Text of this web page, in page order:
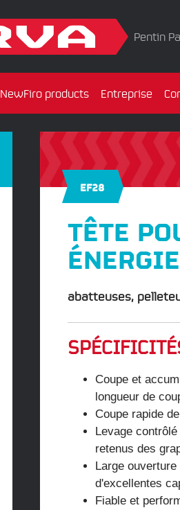
Pentin
NewFiro products Entreprise
EF28
TÊTE
ÉNERGIE
abatteuses,
Coupe et
longueur de
Coupe rapide
Levage
retenus des
Large
d'excellentes
Fiable et